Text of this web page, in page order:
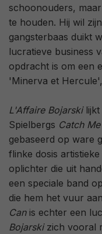
schoonouders,
te houden. Hij wil
gangsterbaas duikt
lucratieve business
opdracht is om een
'Minerva et
L'Affaire Bojarskilijkt
Spielbergs Catch
gebaseerd op ware
flinke dosis
oplichter die uit
een speciale band
die hem het vuur
Canis echter een
Bojarskizich vooral